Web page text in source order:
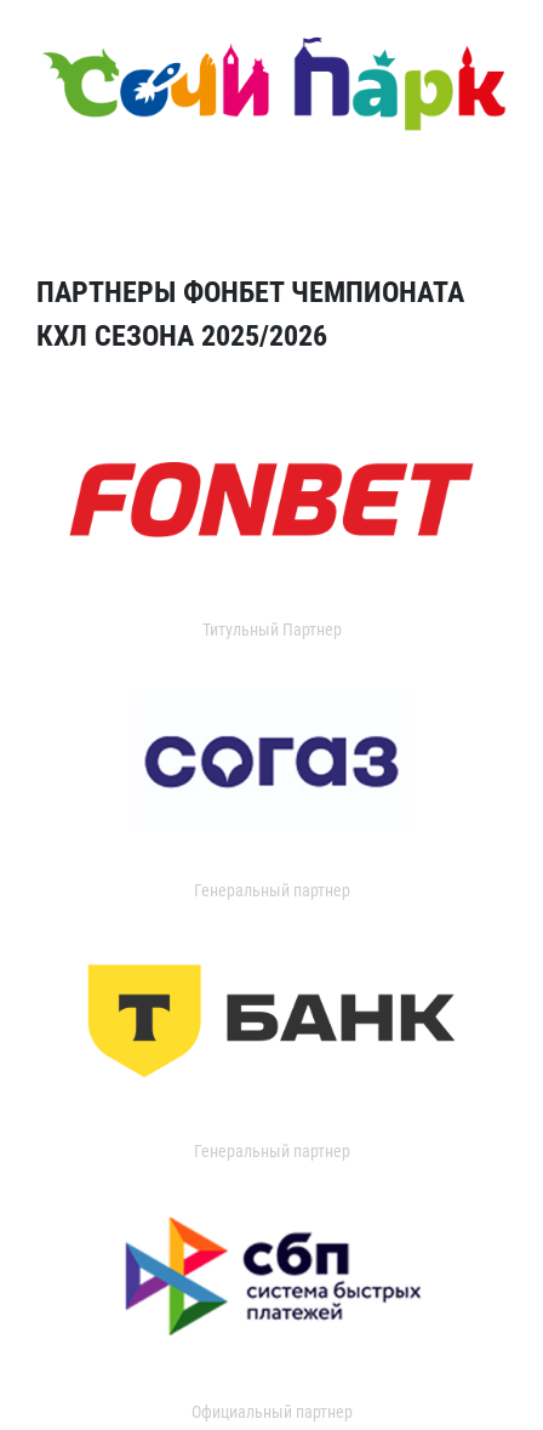
ПАРТНЕРЫ ФОНБЕТ ЧЕМПИОНАТА
КХЛ СЕЗОНА 2025/2026
Титульный Партнер
Генеральный партнер
Генеральный партнер
Официальный партнер